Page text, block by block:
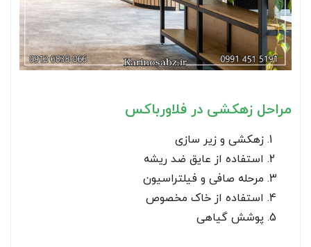
مراحل زهکشی در فلاورباکس
زهکشی و زیر سازی
استفاده از عایق ضد ریشه
مرحله صافی و فیلتراسیون
استفاده از خاک مخصوص
پوشش گیاهی